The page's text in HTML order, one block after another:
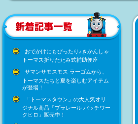
おでかけにもぴったり♪きかんしゃ
トーマス折りたたみ式補助便座
サマンサモスモス ラーゴムから、
トーマスたちと夏を楽しむアイテム
が登場！
「トーマスタウン」の大人気オリ
ジナル商品「プラレール パッチワー
クヒロ」販売中！